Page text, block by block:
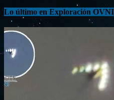
Lo último en Exploración OVNI